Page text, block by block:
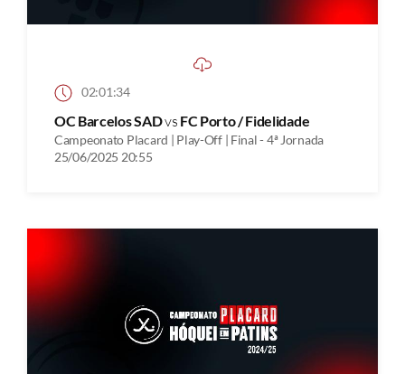
02:01:34
OC Barcelos SADvs FC Porto / Fidelidade
Campeonato Placard | Play-Off | Final - 4ª Jornada
25/06/2025 20:55